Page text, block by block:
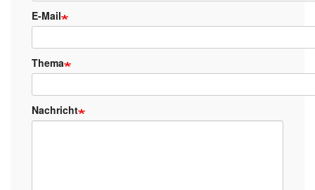
E-Mail
Thema
Nachricht